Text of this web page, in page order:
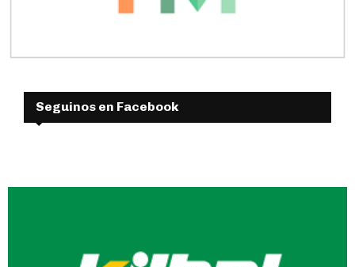
Seguinos en Facebook